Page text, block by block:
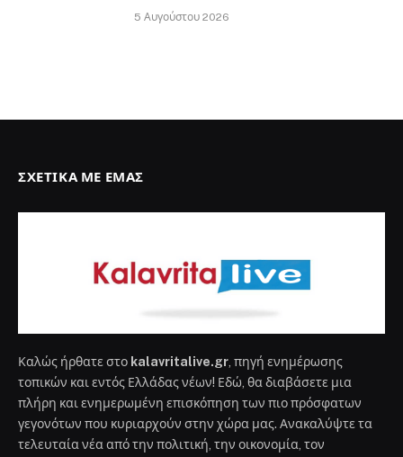
5 Αυγούστου 2026
ΣΧΕΤΙΚΆ ΜΕ ΕΜΆΣ
Καλώς ήρθατε στο kalavritalive.gr, πηγή ενημέρωσης
τοπικών και εντός Ελλάδας νέων! Εδώ, θα διαβάσετε μια
πλήρη και ενημερωμένη επισκόπηση των πιο πρόσφατων
γεγονότων που κυριαρχούν στην χώρα μας. Ανακαλύψτε τα
τελευταία νέα από την πολιτική, την οικονομία, τον